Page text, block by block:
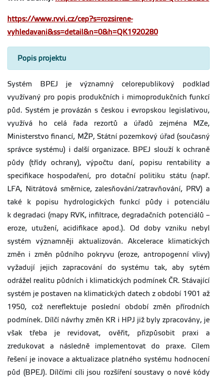
https://www.rvvi.cz/cep?s=rozsirene-
vyhledavani&ss=detail&n=0&h=QK1920280
Popis projektu
Systém BPEJ je významný celorepublikový podklad
využívaný pro popis produkčních i mimoprodukčních funkcí
půd. Systém je provázán s českou i evropskou legislativou,
využívá ho celá řada rezortů a úřadů zejména MZe,
Ministerstvo financí, MŽP, Státní pozemkový úřad (současný
správce systému) i další organizace. BPEJ slouží k ochraně
půdy (třídy ochrany), výpočtu daní, popisu rentability a
specifikace hospodaření, pro dotační politiku státu (např.
LFA, Nitrátová směrnice, zalesňování/zatravňování, PRV) a
také k popisu hydrologických funkcí půdy i potenciálu
k degradaci (mapy RVK, infiltrace, degradačních potenciálů –
eroze, utužení, acidifikace apod.). Od doby vzniku nebyl
systém významněji aktualizován. Akcelerace klimatických
změn i změn půdního pokryvu (eroze, antropogenní vlivy)
vyžadují jejich zapracování do systému tak, aby sytém
odrážel realitu půdních i klimatických podmínek ČR. Stávající
systém je postaven na klimatických datech z období 1901 až
1950, což nereflektuje poslední období změn přírodních
podmínek. Dílčí návrhy změn KR i HPJ již byly zpracovány, je
však třeba je revidovat, ověřit, přizpůsobit praxi a
zredukovat a následně implementovat do praxe. Cílem
řešení je inovace a aktualizace platného systému hodnocení
půd (BPEJ). Dílčími cíli jsou rozšíření soustavy o nové kódy